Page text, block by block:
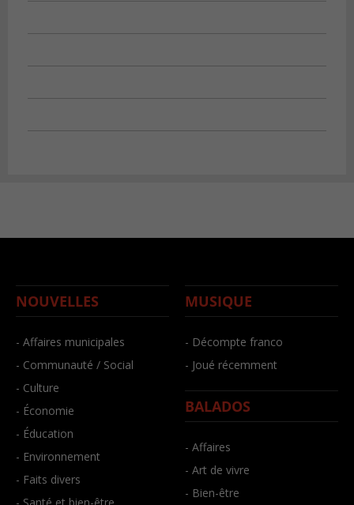
NOUVELLES
- Affaires municipales
- Communauté / Social
- Culture
- Économie
- Éducation
- Environnement
- Faits divers
- Santé et bien-être
MUSIQUE
- Décompte franco
- Joué récemment
BALADOS
- Affaires
- Art de vivre
- Bien-être